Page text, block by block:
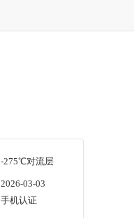
-275℃对流层
2026-03-03
手机认证